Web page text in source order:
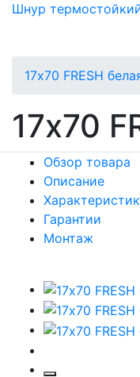
Шнур
17х70 FRESH
17х70
Обзор товара
Описание
Гарантии
Монтаж